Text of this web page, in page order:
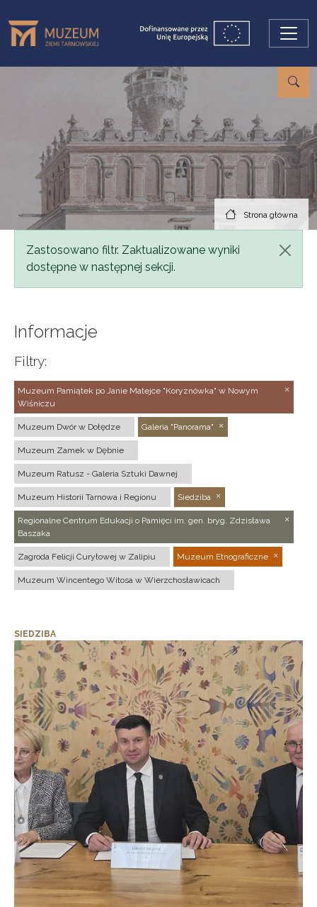
Strona główna
Komunikat
Zastosowano filtr. Zaktualizowane wyniki
dostępne w następnej sekcji.
Informacje
Filtry:
Muzeum Pamiątek po Janie Matejce "Koryznówka" w Nowym
Wiśniczu
Muzeum Dwór w Dołędze Galeria "Panorama"
Muzeum Zamek w Dębnie
Muzeum Ratusz - Galeria Sztuki Dawnej
Muzeum Historii Tarnowa i Regionu Siedziba
Regionalne Centrum Edukacji o Pamięci im. gen. bryg. Zdzisława
Baszaka
Zagroda Felicji Curyłowej w Zalipiu Muzeum Etnograficzne
Muzeum Wincentego Witosa w Wierzchosławicach
SIEDZIBA